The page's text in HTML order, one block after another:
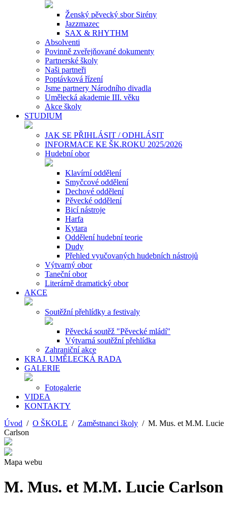
Ženský pěvecký sbor Sirény
Jazzmazec
SAX & RHYTHM
Absolventi
Povinně zveřejňované dokumenty
Partnerské školy
Naši partneři
Poptávková řízení
Jsme partnery Národního divadla
Umělecká akademie III. věku
Akce školy
STUDIUM
JAK SE PŘIHLÁSIT / ODHLÁSIT
INFORMACE KE ŠK.ROKU 2025/2026
Hudební obor
Klavírní oddělení
Smyčcové oddělení
Dechové oddělení
Pěvecké oddělení
Bicí nástroje
Harfa
Kytara
Oddělení hudební teorie
Dudy
Přehled vyučovaných hudebních nástrojů
Výtvarný obor
Taneční obor
Literárně dramatický obor
AKCE
Soutěžní přehlídky a festivaly
Pěvecká soutěž "Pěvecké mládí"
Výtvarná soutěžní přehlídka
Zahraniční akce
KRAJ. UMĚLECKÁ RADA
GALERIE
Fotogalerie
VIDEA
KONTAKTY
Úvod / O ŠKOLE / Zaměstnanci školy / M. Mus. et M.M. Lucie
Carlson
Mapa webu
M. Mus. et M.M. Lucie Carlson